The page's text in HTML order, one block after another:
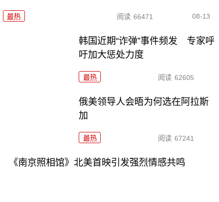
最热 阅读 66471 08-13
韩国近期“诈弹”事件频发 专家呼
吁加大惩处力度
最热 阅读 62605
俄美领导人会晤为何选在阿拉斯
加
最热 阅读 67241
《南京照相馆》北美首映引发强烈情感共鸣